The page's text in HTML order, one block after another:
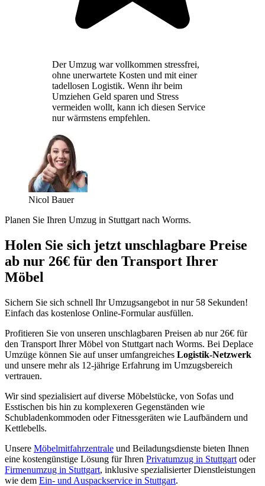
Der Umzug war vollkommen stressfrei,
ohne unerwartete Kosten und mit einer
tadellosen Logistik. Wenn ihr beim
Umziehen Geld sparen und Stress
vermeiden wollt, kann ich diesen Service
nur wärmstens empfehlen.
Nicol Bauer
Planen Sie Ihren Umzug in Stuttgart nach Worms.
Holen Sie sich jetzt unschlagbare Preise
ab nur 26€ für den Transport Ihrer
Möbel
Sichern Sie sich schnell Ihr Umzugsangebot in nur 58 Sekunden!
Einfach das kostenlose Online-Formular ausfüllen.
Profitieren Sie von unseren unschlagbaren Preisen ab nur 26€ für
den Transport Ihrer Möbel von Stuttgart nach Worms. Bei Deplace
Umzüge können Sie auf unser umfangreiches Logistik-Netzwerk
und unsere mehr als 12-jährige Erfahrung im Umzugsbereich
vertrauen.
Wir sind spezialisiert auf diverse Möbelstücke, von Sofas und
Esstischen bis hin zu komplexeren Gegenständen wie
Schubladenkommoden oder Fitnessgeräten wie Laufbändern und
Kettlebells.
Unsere Möbelmitfahrzentrale und Beiladungsdienste bieten Ihnen
eine kostengünstige Lösung für Ihren Privatumzug in Stuttgart oder
Firmenumzug in Stuttgart, inklusive spezialisierter Dienstleistungen
wie dem Ein- und Auspackservice in Stuttgart.